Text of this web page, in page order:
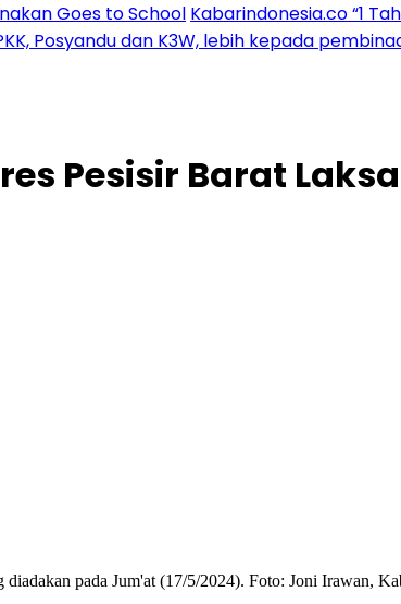
Goes to School Kabarindonesia.co “1
Posyandu dan K3W, lebih kepada
Pesisir Barat